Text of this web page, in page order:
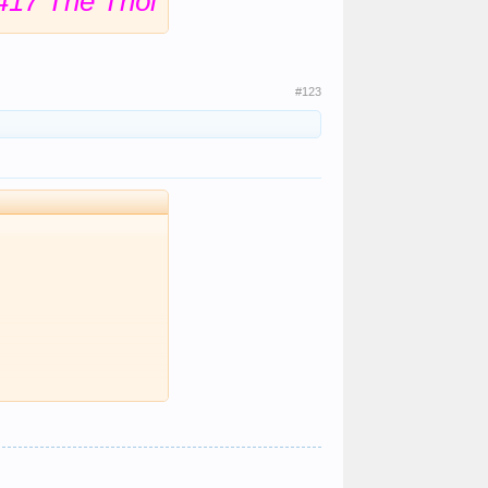
#123